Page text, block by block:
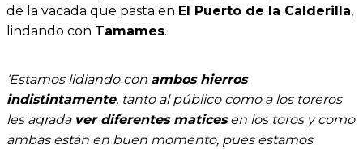
de la vacada que pasta en El Puerto de la Calderilla,
lindando con Tamames.
‘Estamos lidiando con ambos hierros
indistintamente, tanto al público como a los toreros
les agrada ver diferentes maticesen los toros y como
ambas están en buen momento, pues estamos